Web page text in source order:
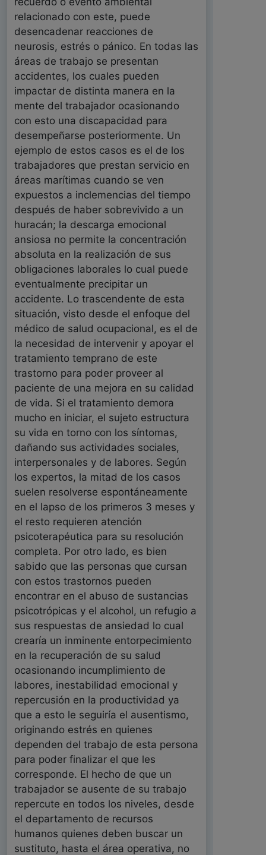
relacionado con este, puede
desencadenar reacciones de
neurosis, estrés o pánico. En todas las
áreas de trabajo se presentan
accidentes, los cuales pueden
impactar de distinta manera en la
mente del trabajador ocasionando
con esto una discapacidad para
desempeñarse posteriormente. Un
ejemplo de estos casos es el de los
trabajadores que prestan servicio en
áreas marítimas cuando se ven
expuestos a inclemencias del tiempo
después de haber sobrevivido a un
huracán; la descarga emocional
ansiosa no permite la concentración
absoluta en la realización de sus
obligaciones laborales lo cual puede
eventualmente precipitar un
accidente. Lo trascendente de esta
situación, visto desde el enfoque del
médico de salud ocupacional, es el de
la necesidad de intervenir y apoyar el
tratamiento temprano de este
trastorno para poder proveer al
paciente de una mejora en su calidad
de vida. Si el tratamiento demora
mucho en iniciar, el sujeto estructura
su vida en torno con los síntomas,
dañando sus actividades sociales,
interpersonales y de labores. Según
los expertos, la mitad de los casos
suelen resolverse espontáneamente
en el lapso de los primeros 3 meses y
el resto requieren atención
psicoterapéutica para su resolución
completa. Por otro lado, es bien
sabido que las personas que cursan
con estos trastornos pueden
encontrar en el abuso de sustancias
psicotrópicas y el alcohol, un refugio a
sus respuestas de ansiedad lo cual
crearía un inminente entorpecimiento
en la recuperación de su salud
ocasionando incumplimiento de
labores, inestabilidad emocional y
repercusión en la productividad ya
que a esto le seguiría el ausentismo,
originando estrés en quienes
dependen del trabajo de esta persona
para poder finalizar el que les
corresponde. El hecho de que un
trabajador se ausente de su trabajo
repercute en todos los niveles, desde
el departamento de recursos
humanos quienes deben buscar un
sustituto, hasta el área operativa, no